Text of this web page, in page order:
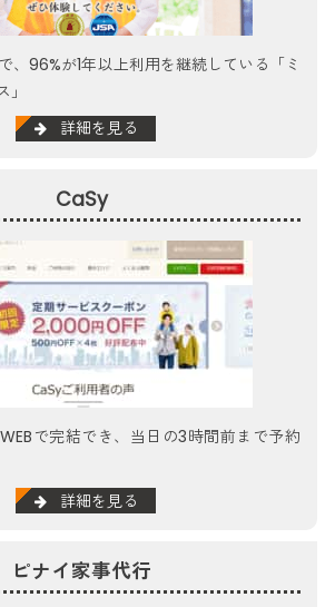
、96%が1年以上利用を継続している「ミ
詳細を見る
CaSy
で完結でき、当日の3時間前まで予約
詳細を見る
ピナイ家事代行